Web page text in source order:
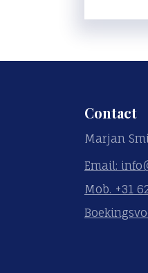
Contact
Marjan
Email:
Mob. +31